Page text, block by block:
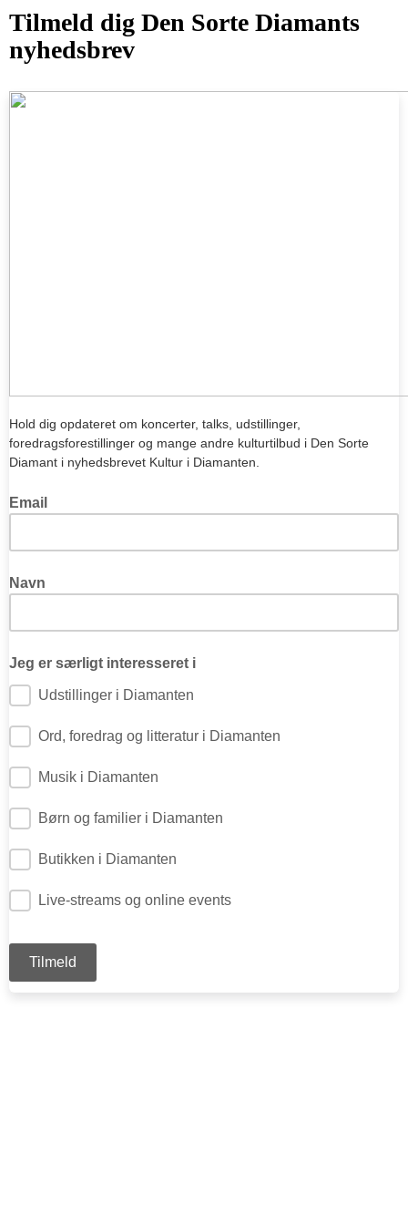
Tilmeld dig Den Sorte Diamants
nyhedsbrev
Hold dig opdateret om koncerter, talks, udstillinger,
foredragsforestillinger og mange andre kulturtilbud i Den Sorte
Diamant i nyhedsbrevet Kultur i Diamanten.
Email
Navn
Jeg er særligt interesseret i
Udstillinger i Diamanten
Ord, foredrag og litteratur i Diamanten
Musik i Diamanten
Børn og familier i Diamanten
Butikken i Diamanten
Live-streams og online events